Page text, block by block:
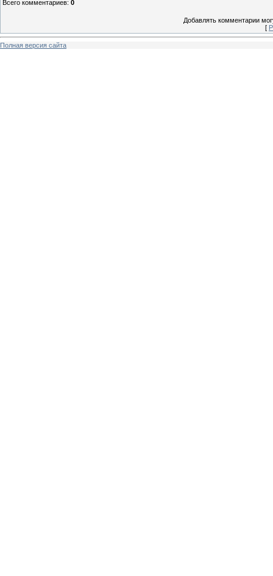
Всего комментариев: 0
Добавлять комментарии
[
Полная версия сайта